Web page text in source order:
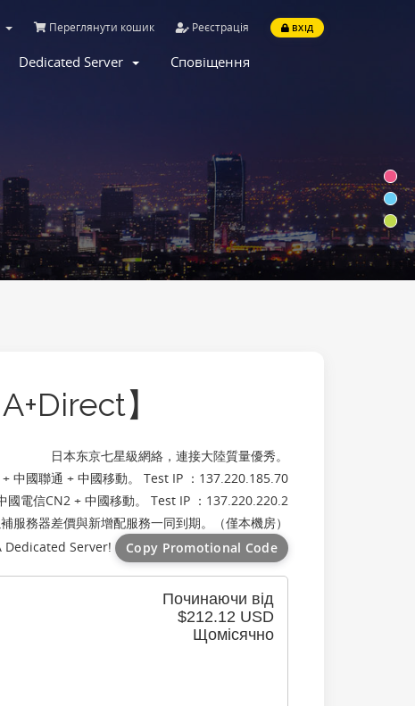
Переглянути кошик Реєстрація ВХІД
Dedicated Server Сповіщення
】
日本东京七星級網絡，連接大陸質量優秀。
中國聯通 + 中國移動。 Test IP ：137.220.185.70
電信CN2 + 中國移動。 Test IP ：137.220.220.2
服務器差價與新增配服務一同到期。（僅本機房）
Dedicated Server! Copy Promotional Code
Починаючи від
$212.12 USD
Щомісячно